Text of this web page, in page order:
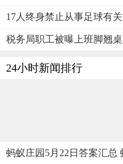
17人终身禁止从事足球有
税务局职工被曝上班脚翘
24小时新闻排行
蚂蚁庄园5月22日答案汇总